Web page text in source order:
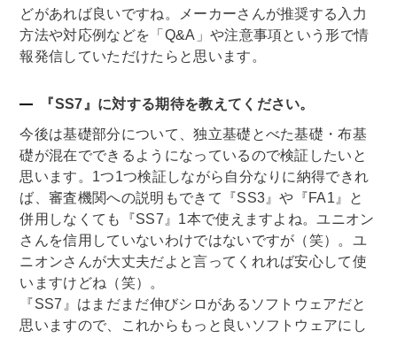
どがあれば良いですね。メーカーさんが推奨する入力
方法や対応例などを「Q&A」や注意事項という形で情
報発信していただけたらと思います。
『SS7』に対する期待を教えてください。
今後は基礎部分について、独立基礎とべた基礎・布基
礎が混在でできるようになっているので検証したいと
思います。1つ1つ検証しながら自分なりに納得できれ
ば、審査機関への説明もできて『SS3』や『FA1』と
併用しなくても『SS7』1本で使えますよね。ユニオン
さんを信用していないわけではないですが（笑）。ユ
ニオンさんが大丈夫だよと言ってくれれば安心して使
いますけどね（笑）。
『SS7』はまだまだ伸びシロがあるソフトウェアだと
思いますので、これからもっと良いソフトウェアにし